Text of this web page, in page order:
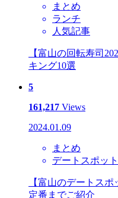
まとめ
ランチ
人気記事
【富山の回転寿司
キング10選
5
161,217 Views
2024.01.09
まとめ
デートスポット
【富山のデートス
定番までご紹介